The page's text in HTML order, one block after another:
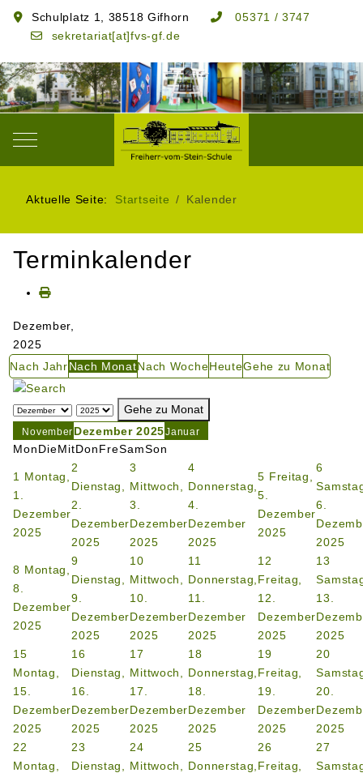
Schulplatz 1, 38518 Gifhorn
05371 / 3747
sekretariat[at]fvs-gf.de
Mobile Menu Toggle
Aktuelle Seite: Startseite Kalender
Terminkalender
Dezember,
2025
Nach JahrNach MonatNach WocheHeuteGehe zu Monat
Gehe zu Monat
November Dezember 2025Januar
MonDieMitDonFreSamSon
1
Montag,
1.
Dezember
2025
2
Dienstag,
2.
Dezember
2025
3
Mittwoch,
3.
Dezember
2025
4
Donnerstag,
4.
Dezember
2025
5 Freitag,
5.
Dezember
2025
6
6.
2025
8 Montag,
8.
Dezember
2025
9
Dienstag,
9.
Dezember
2025
10
Mittwoch,
10.
Dezember
2025
11
Donnerstag,
11.
Dezember
2025
12
Freitag,
12.
Dezember
2025
13
13.
2025
15
Montag,
15.
Dezember
2025
16
Dienstag,
16.
Dezember
2025
17
Mittwoch,
17.
Dezember
2025
18
Donnerstag,
18.
Dezember
2025
19
Freitag,
19.
Dezember
2025
20
20.
2025
22
Montag,
23
Dienstag,
24
Mittwoch,
25
Donnerstag,
26
Freitag,
27